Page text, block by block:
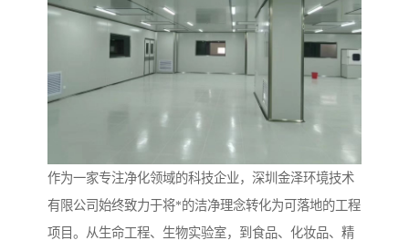
作为一家专注净化领域的科技企业，深圳金泽环境技术
有限公司始终致力于将*的洁净理念转化为可落地的工程
项目。从生命工程、生物实验室，到食品、化妆品、精